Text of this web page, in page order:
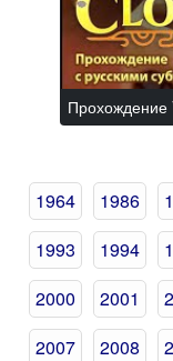
Прохождение
1964 1986
1993
1994
2000
2001
2007
2008